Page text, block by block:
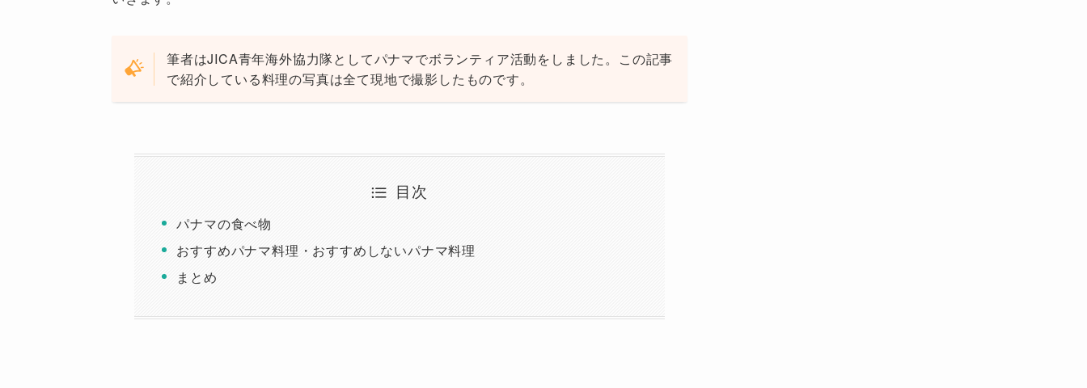
筆者はJICA青年海外協力隊としてパナマでボランティア活動をしました。この記事
で紹介している料理の写真は全て現地で撮影したものです。
目次
パナマの食べ物
おすすめパナマ料理・おすすめしないパナマ料理
まとめ